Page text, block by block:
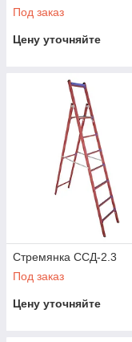
Под заказ
Цену уточняйте
Стремянка ССД-2.3
Под заказ
Цену уточняйте